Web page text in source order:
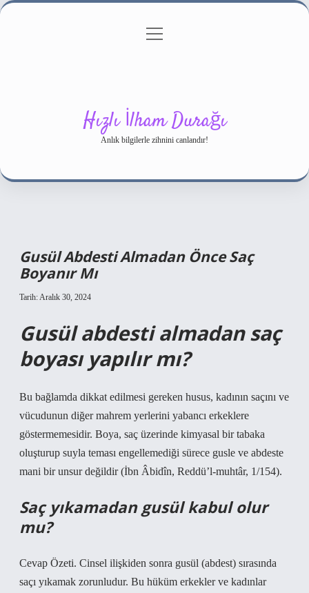
Gizlilik Politikası
menüyü
Hızlı İlham Durağı
Anlık bilgilerle zihnini canlandır!
Gusül Abdesti Almadan Önce Saç
Boyanır Mı
Tarih: Aralık 30, 2024
Gusül abdesti almadan saç
boyası yapılır mı?
Bu bağlamda dikkat edilmesi gereken husus, kadının saçını ve
vücudunun diğer mahrem yerlerini yabancı erkeklere
göstermemesidir. Boya, saç üzerinde kimyasal bir tabaka
oluşturup suyla teması engellemediği sürece gusle ve abdeste
mani bir unsur değildir (İbn Âbidîn, Reddü’l-muhtâr, 1/154).
Saç yıkamadan gusül kabul olur
mu?
Cevap Özeti. Cinsel ilişkiden sonra gusül (abdest) sırasında
saçı yıkamak zorunludur. Bu hüküm erkekler ve kadınlar